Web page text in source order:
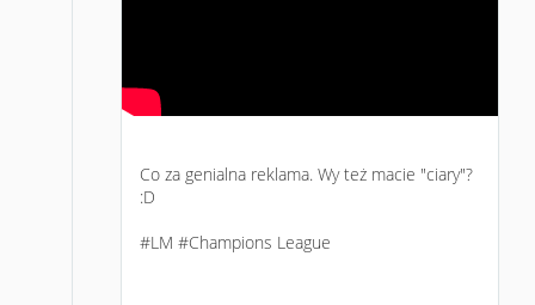
Co za genialna reklama. Wy też macie "ciary"?
:D
#LM #Champions League